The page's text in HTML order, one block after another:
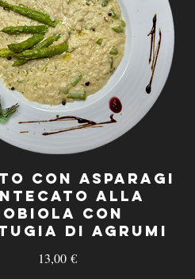
con Asparagi
alla
con
di Agrumi
13,00 €